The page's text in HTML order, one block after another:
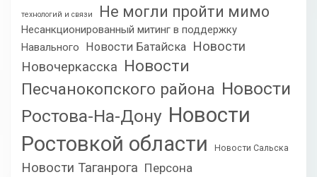
технологий и связи Не могли пройти мимо
Несанкционированный митинг в поддержку
Навального
Новости Батайска Новости
Новочеркасска Новости
Песчанокопского района Новости
Ростова-На-Дону Новости
Ростовкой области
Новости Сальска
Новости Таганрога Персона